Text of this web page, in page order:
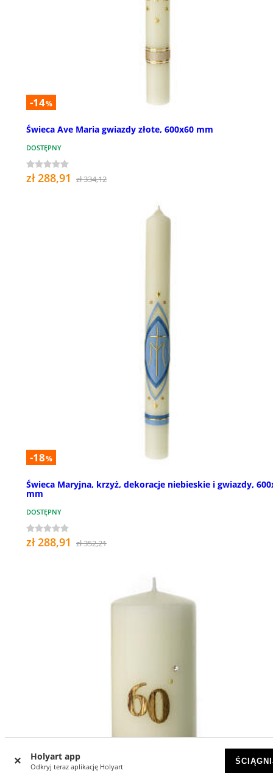
Holyart app
Odkryj teraz aplikację Holyart
-14%
Świeca Ave Maria gwiazdy złote, 600x60 mm
DOSTĘPNY
zł 288,91 zł 334,12
-18%
Świeca Maryjna, krzyż, dekoracje niebieskie i gwiazdy,
mm
DOSTĘPNY
zł 288,91 zł 352,21